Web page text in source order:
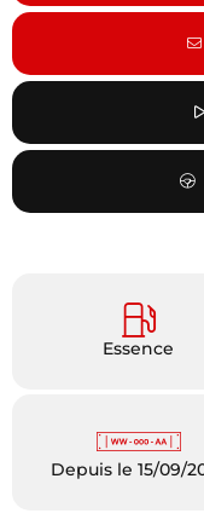
Essence
Depuis le 15/09/